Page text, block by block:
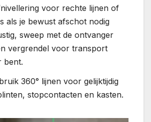
voor rechte lijnen of
als je bewust afschot nodig
sweep met de ontvanger
vergrendel voor transport
bent.
360° lijnen voor gelijktijdig
stopcontacten en kasten.